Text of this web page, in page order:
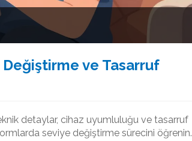
Değiştirme ve Tasarruf
detaylar, cihaz uyumluluğu ve tasarruf
seviye değiştirme sürecini öğrenin.